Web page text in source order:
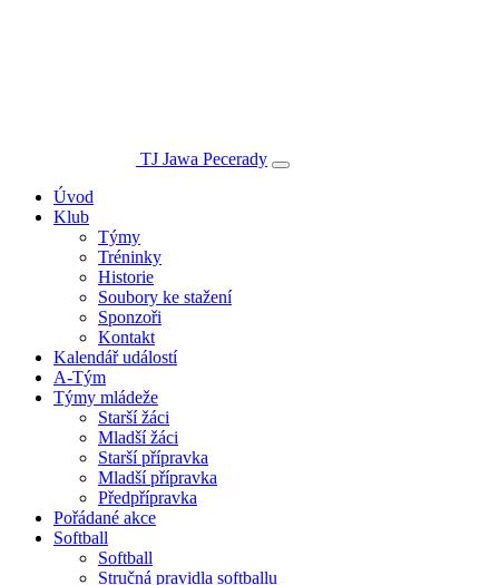
TJ Jawa Pecerady
Úvod
Klub
Týmy
Tréninky
Historie
Soubory ke stažení
Sponzoři
Kontakt
Kalendář událostí
A-Tým
Týmy mládeže
Starší žáci
Mladší žáci
Starší přípravka
Mladší přípravka
Předpřípravka
Pořádané akce
Softball
Softball
Stručná pravidla softballu